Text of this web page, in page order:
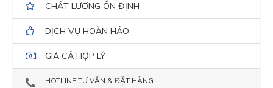
CHẤT LƯỢNG ỔN ĐỊNH
DỊCH VỤ HOÀN HẢO
GIÁ CẢ HỢP LÝ
HOTLINE TƯ VẤN & ĐẶT HÀNG: